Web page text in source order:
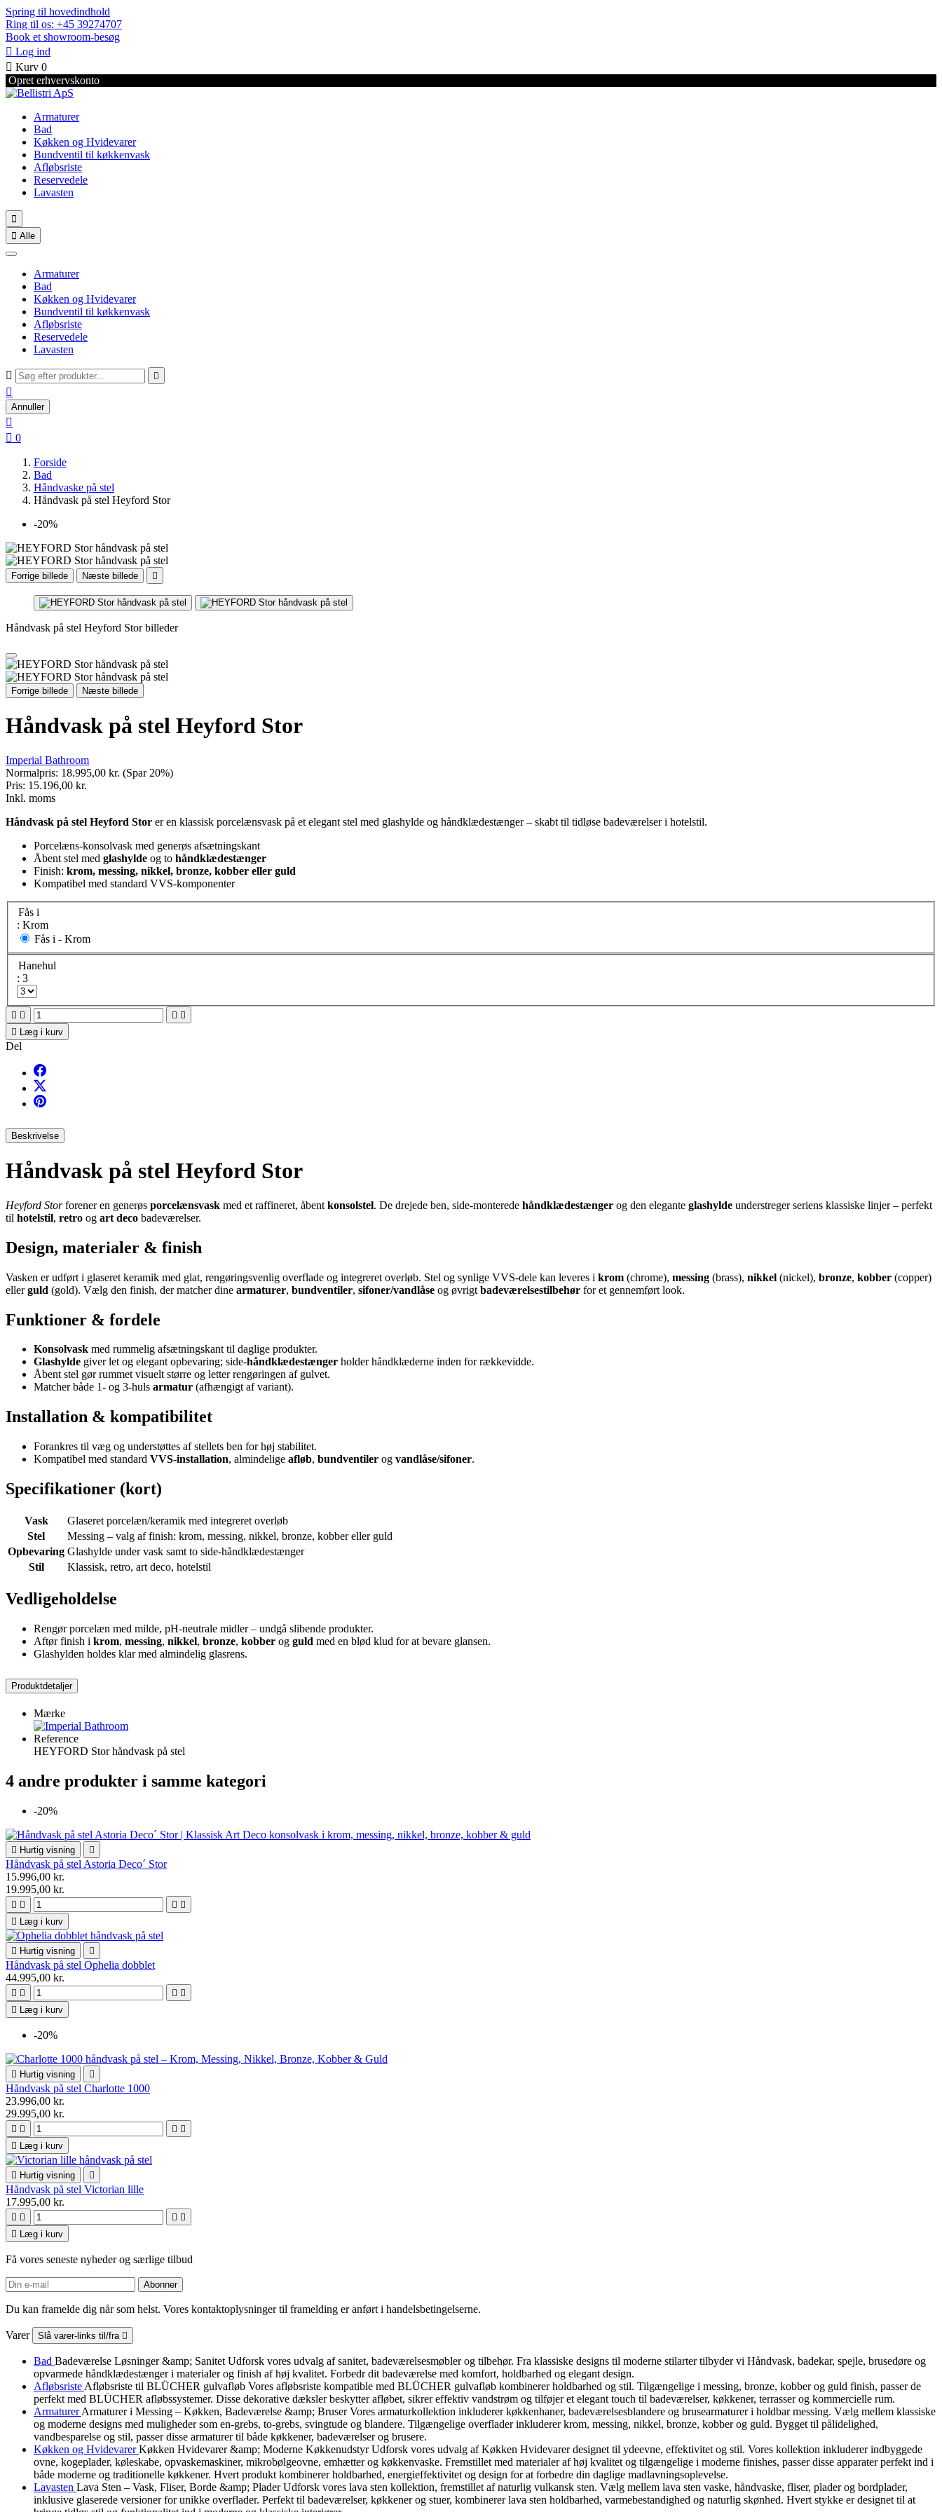
Spring til hovedindhold
Ring til os: +45 39274707
Book et showroom-besøg
 Log ind
 Kurv 0
Opret erhvervskonto
Armaturer
Bad
Køkken og Hvidevarer
Bundventil til køkkenvask
Afløbsriste
Reservedele
Lavasten

 Alle
Armaturer
Bad
Køkken og Hvidevarer
Bundventil til køkkenvask
Afløbsriste
Reservedele
Lavasten
 

Annuller

 0
Forside
Bad
Håndvaske på stel
Håndvask på stel Heyford Stor
-20%
Forrige billede Næste billede 
Håndvask på stel Heyford Stor billeder
Forrige billede Næste billede
Håndvask på stel Heyford Stor
Imperial Bathroom
Normalpris: 18.995,00 kr. (Spar 20%)
Pris: 15.196,00 kr.
Inkl. moms
Håndvask på stel Heyford Stor er en klassisk porcelænsvask på et elegant stel med glashylde og håndklædestænger – skabt til tidløse badeværelser i hotelstil.
Porcelæns-konsolvask med generøs afsætningskant
Åbent stel med glashylde og to håndklædestænger
Finish: krom, messing, nikkel, bronze, kobber eller guld
Kompatibel med standard VVS-komponenter
Fås i
: Krom
Fås i - Krom
Hanehul
: 3
   
 Læg i kurv
Del
Beskrivelse
Håndvask på stel Heyford Stor
Heyford Storforener en generøs porcelænsvask med et raffineret, åbent konsolstel. De drejede ben, side-monterede håndklædestænger og den elegante glashylde understreger seriens klassiske linjer – perfekt
til hotelstil, retro og art deco badeværelser.
Design, materialer & finish
Vasken er udført i glaseret keramik med glat, rengøringsvenlig overflade og integreret overløb. Stel og synlige VVS-dele kan leveres i krom (chrome), messing (brass), nikkel (nickel), bronze, kobber (copper)
ellerguld (gold). Vælg den finish, der matcher dine armaturer, bundventiler, sifoner/vandlåse og øvrigt badeværelsestilbehør for et gennemført look.
Funktioner & fordele
Konsolvask med rummelig afsætningskant til daglige produkter.
Glashylde giver let og elegant opbevaring; side-håndklædestænger holder håndklæderne inden for rækkevidde.
Åbent stel gør rummet visuelt større og letter rengøringen af gulvet.
Matcher både 1- og 3-huls armatur (afhængigt af variant).
Installation & kompatibilitet
Forankres til væg og understøttes af stellets ben for høj stabilitet.
Kompatibel med standard VVS-installation, almindelige afløb, bundventiler og vandlåse/sifoner.
Specifikationer (kort)
Vask
Glaseret porcelæn/keramik med integreret overløb
Stel
Messing – valg af finish: krom, messing, nikkel, bronze, kobber eller guld
Opbevaring Glashylde under vask samt to side-håndklædestænger
Stil
Klassisk, retro, art deco, hotelstil
Vedligeholdelse
Rengør porcelæn med milde, pH-neutrale midler – undgå slibende produkter.
Aftør finish i krom, messing, nikkel, bronze, kobber og guld med en blød klud for at bevare glansen.
Glashylden holdes klar med almindelig glasrens.
Produktdetaljer
Mærke
Reference
HEYFORD Stor håndvask på stel
4 andre produkter i samme kategori
-20%
 Hurtig visning 
Håndvask på stel Astoria Deco´ Stor
15.996,00 kr.
19.995,00 kr.
   
 Læg i kurv
 Hurtig visning 
Håndvask på stel Ophelia dobblet
44.995,00 kr.
   
 Læg i kurv
-20%
 Hurtig visning 
Håndvask på stel Charlotte 1000
23.996,00 kr.
29.995,00 kr.
   
 Læg i kurv
 Hurtig visning 
Håndvask på stel Victorian lille
17.995,00 kr.
   
 Læg i kurv
Få vores seneste nyheder og særlige tilbud
Du kan framelde dig når som helst. Vores kontaktoplysninger til framelding er anført i handelsbetingelserne.
Varer Slå varer-links til/fra 
Bad Badeværelse Løsninger &amp; Sanitet Udforsk vores udvalg af sanitet, badeværelsesmøbler og tilbehør. Fra klassiske designs til moderne stilarter tilbyder vi Håndvask, badekar, spejle, brusedøre og
opvarmede håndklædestænger i materialer og finish af høj kvalitet. Forbedr dit badeværelse med komfort, holdbarhed og elegant design.
Afløbsriste Afløbsriste til BLÜCHER gulvafløb Vores afløbsriste kompatible med BLÜCHER gulvafløb kombinerer holdbarhed og stil. Tilgængelige i messing, bronze, kobber og guld finish, passer de
perfekt med BLÜCHER afløbssystemer. Disse dekorative dæksler beskytter afløbet, sikrer effektiv vandstrøm og tilføjer et elegant touch til badeværelser, køkkener, terrasser og kommercielle rum.
ArmaturerArmaturer i Messing – Køkken, Badeværelse &amp; Bruser Vores armaturkollektion inkluderer køkkenhaner, badeværelsesblandere og brusearmaturer i holdbar messing. Vælg mellem klassiske
og moderne designs med muligheder som en-grebs, to-grebs, svingtude og blandere. Tilgængelige overflader inkluderer krom, messing, nikkel, bronze, kobber og guld. Bygget til pålidelighed,
vandbesparelse og stil, passer disse armaturer til både køkkener, badeværelser og brusere.
Køkken og HvidevarerKøkken Hvidevarer &amp; Moderne Køkkenudstyr Udforsk vores udvalg af Køkken Hvidevarer designet til ydeevne, effektivitet og stil. Vores kollektion inkluderer indbyggede
ovne, kogeplader, køleskabe, opvaskemaskiner, mikrobølgeovne, emhætter og køkkenvaske. Fremstillet med materialer af høj kvalitet og tilgængelige i moderne finishes, passer disse apparater perfekt ind i
både moderne og traditionelle køkkener. Hvert produkt kombinerer holdbarhed, energieffektivitet og design for at forbedre din daglige madlavningsoplevelse.
Lavasten Lava Sten – Vask, Fliser, Borde &amp; Plader Udforsk vores lava sten kollektion, fremstillet af naturlig vulkansk sten. Vælg mellem lava sten vaske, håndvaske, fliser, plader og bordplader,
inklusive glaserede versioner for unikke overflader. Perfekt til badeværelser, køkkener og stuer, kombinerer lava sten holdbarhed, varmebestandighed og naturlig skønhed. Hvert stykke er designet til at